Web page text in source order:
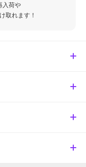
入荷や
取れます！